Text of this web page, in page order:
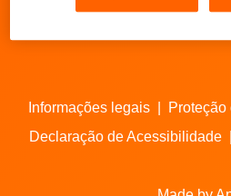
Informações legais Proteção
Declaração de Acessibilidade